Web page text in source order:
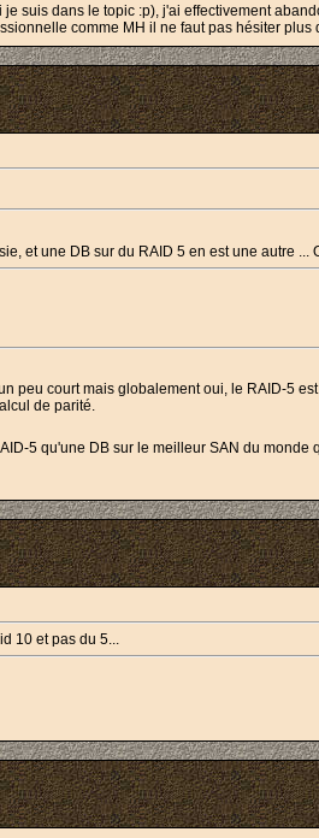
suis dans le topic :p), j'ai effectivement
comme MH il ne faut pas hésiter plus
et une DB sur du RAID 5 en est une autre ...
peu court mais globalement oui, le RAID-5
de parité.
5 qu'une DB sur le meilleur SAN du monde
10 et pas du 5...